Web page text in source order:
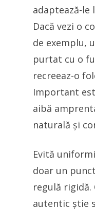
adaptează-le
Dacă vezi o
de exemplu,
purtat cu o
recreeaz-o
Important
aibă
naturală și
Evită
doar un
regulă rigidă.
autentic știe